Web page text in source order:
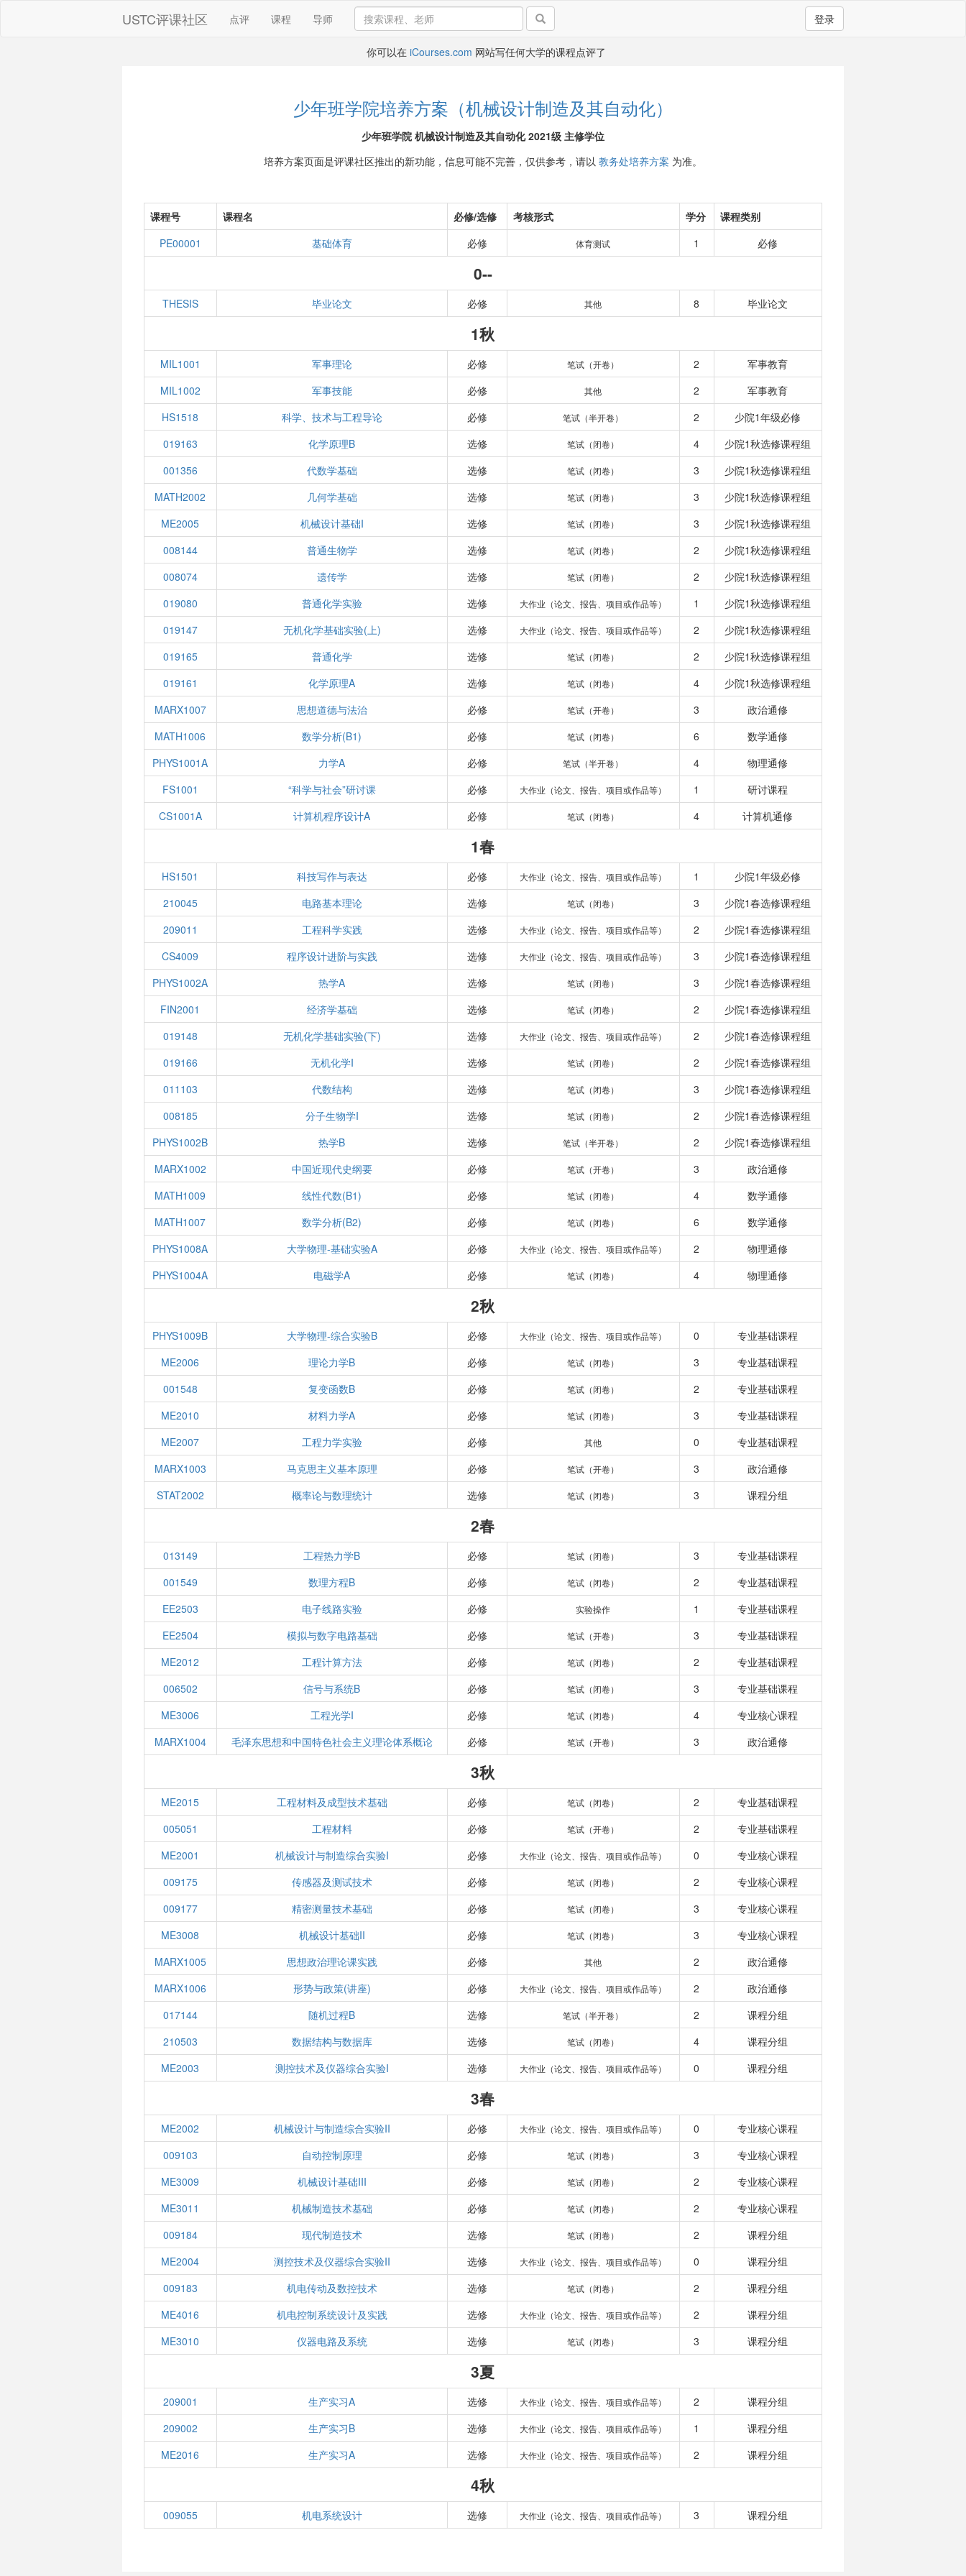
USTC评课社区 点评 课程 导师 登录
你可以在 iCourses.com 网站写任何大学的课程点评了
少年班学院培养方案（机械设计制造及其自动化）
少年班学院 机械设计制造及其自动化 2021级 主修学位
培养方案页面是评课社区推出的新功能，信息可能不完善，仅供参考，请以 教务处培养方案 为准。
课程号 课程名 必修/选修 考核形式 学分
课程类别
PE00001
基础体育 必修 体育测试 1 必修
0--
THESIS 毕业论文 必修 其他 8 毕业论文
1秋
MIL1001 军事理论 必修 笔试（开卷） 2
军事教育
MIL1002
军事技能 必修 其他 2
军事教育
HS1518
科学、技术与工程导论 必修 笔试（半开卷） 2
少院1年级必修
019163
化学原理B 选修 笔试（闭卷） 4
少院1秋选修课程组
001356
代数学基础 选修 笔试（闭卷） 3
少院1秋选修课程组
MATH2002
几何学基础 选修 笔试（闭卷） 3
少院1秋选修课程组
ME2005
机械设计基础I 选修 笔试（闭卷） 3
少院1秋选修课程组
008144
普通生物学 选修 笔试（闭卷） 2
少院1秋选修课程组
008074
遗传学 选修 笔试（闭卷） 2
少院1秋选修课程组
019080
普通化学实验 选修 大作业（论文、报告、项目或作品等） 1
少院1秋选修课程组
019147
无机化学基础实验(上) 选修 大作业（论文、报告、项目或作品等） 2
少院1秋选修课程组
019165
普通化学 选修 笔试（闭卷） 2
少院1秋选修课程组
019161
化学原理A 选修 笔试（闭卷） 4
少院1秋选修课程组
MARX1007
思想道德与法治 必修 笔试（开卷） 3
政治通修
MATH1006
数学分析(B1) 必修 笔试（闭卷） 6
数学通修
PHYS1001A
力学A 必修 笔试（半开卷） 4
物理通修
FS1001
“科学与社会”研讨课 必修 大作业（论文、报告、项目或作品等） 1
研讨课程
CS1001A
计算机程序设计A 必修 笔试（闭卷） 4 计算机通修
1春
HS1501 科技写作与表达 必修 大作业（论文、报告、项目或作品等） 1
少院1年级必修
210045
电路基本理论 选修 笔试（闭卷） 3
少院1春选修课程组
209011
工程科学实践 选修 大作业（论文、报告、项目或作品等） 2
少院1春选修课程组
CS4009
程序设计进阶与实践 选修 大作业（论文、报告、项目或作品等） 3
少院1春选修课程组
PHYS1002A
热学A 选修 笔试（闭卷） 3
少院1春选修课程组
FIN2001
经济学基础 选修 笔试（闭卷） 2
少院1春选修课程组
019148
无机化学基础实验(下) 选修 大作业（论文、报告、项目或作品等） 2
少院1春选修课程组
019166
无机化学I 选修 笔试（闭卷） 2
少院1春选修课程组
011103
代数结构 选修 笔试（闭卷） 3
少院1春选修课程组
008185
分子生物学I 选修 笔试（闭卷） 2
少院1春选修课程组
PHYS1002B
热学B 选修 笔试（半开卷） 2
少院1春选修课程组
MARX1002
中国近现代史纲要 必修 笔试（开卷） 3
政治通修
MATH1009
线性代数(B1) 必修 笔试（闭卷） 4
数学通修
MATH1007
数学分析(B2) 必修 笔试（闭卷） 6
数学通修
PHYS1008A
大学物理-基础实验A 必修 大作业（论文、报告、项目或作品等） 2
物理通修
PHYS1004A
电磁学A 必修 笔试（闭卷） 4 物理通修
2秋
PHYS1009B 大学物理-综合实验B 必修 大作业（论文、报告、项目或作品等） 0
专业基础课程
ME2006
理论力学B 必修 笔试（闭卷） 3
专业基础课程
001548
复变函数B 必修 笔试（闭卷） 2
专业基础课程
ME2010
材料力学A 必修 笔试（闭卷） 3
专业基础课程
ME2007
工程力学实验 必修 其他 0
专业基础课程
MARX1003
马克思主义基本原理 必修 笔试（开卷） 3
政治通修
STAT2002
概率论与数理统计 选修 笔试（闭卷） 3 课程分组
2春
013149 工程热力学B 必修 笔试（闭卷） 3
专业基础课程
001549
数理方程B 必修 笔试（闭卷） 2
专业基础课程
EE2503
电子线路实验 必修 实验操作 1
专业基础课程
EE2504
模拟与数字电路基础 必修 笔试（开卷） 3
专业基础课程
ME2012
工程计算方法 必修 笔试（闭卷） 2
专业基础课程
006502
信号与系统B 必修 笔试（闭卷） 3
专业基础课程
ME3006
工程光学I 必修 笔试（闭卷） 4
专业核心课程
MARX1004
毛泽东思想和中国特色社会主义理论体系概论 必修 笔试（开卷） 3 政治通修
3秋
ME2015 工程材料及成型技术基础 必修 笔试（闭卷） 2
专业基础课程
005051
工程材料 必修 笔试（开卷） 2
专业基础课程
ME2001
机械设计与制造综合实验I 必修 大作业（论文、报告、项目或作品等） 0
专业核心课程
009175
传感器及测试技术 必修 笔试（闭卷） 2
专业核心课程
009177
精密测量技术基础 必修 笔试（闭卷） 3
专业核心课程
ME3008
机械设计基础II 必修 笔试（闭卷） 3
专业核心课程
MARX1005
思想政治理论课实践 必修 其他 2
政治通修
MARX1006
形势与政策(讲座) 必修 大作业（论文、报告、项目或作品等） 2
政治通修
017144
随机过程B 选修 笔试（半开卷） 2
课程分组
210503
数据结构与数据库 选修 笔试（闭卷） 4
课程分组
ME2003
测控技术及仪器综合实验I 选修 大作业（论文、报告、项目或作品等） 0 课程分组
3春
ME2002 机械设计与制造综合实验II 必修 大作业（论文、报告、项目或作品等） 0
专业核心课程
009103
自动控制原理 必修 笔试（闭卷） 3
专业核心课程
ME3009
机械设计基础III 必修 笔试（闭卷） 2
专业核心课程
ME3011
机械制造技术基础 必修 笔试（闭卷） 2
专业核心课程
009184
现代制造技术 选修 笔试（闭卷） 2
课程分组
ME2004
测控技术及仪器综合实验II 选修 大作业（论文、报告、项目或作品等） 0
课程分组
009183
机电传动及数控技术 选修 笔试（闭卷） 2
课程分组
ME4016
机电控制系统设计及实践 选修 大作业（论文、报告、项目或作品等） 2
课程分组
ME3010
仪器电路及系统 选修 笔试（闭卷） 3 课程分组
3夏
209001 生产实习A 选修 大作业（论文、报告、项目或作品等） 2
课程分组
209002
生产实习B 选修 大作业（论文、报告、项目或作品等） 1
课程分组
ME2016
生产实习A 选修 大作业（论文、报告、项目或作品等） 2 课程分组
4秋
009055 机电系统设计 选修 大作业（论文、报告、项目或作品等） 3 课程分组